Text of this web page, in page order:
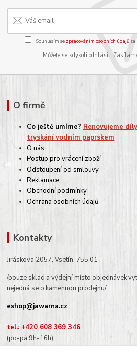
Souhlasím se zpracováním osobních údajůza
Můžete se kdykoli odhlásit.
O firmě
Co ještě umíme? Renovujeme
tryskání vodním paprskem
O nás
Postup pro vrácení zboží
Odstoupení od smlouvy
Reklamace
Obchodní podmínky
Ochrana osobních údajů
Kontakty
Jiráskova 2057, Vsetín, 755 01
/pouze sklad a výdejní místo objednávek
nejedná se o kamennou prodejnu/
eshop@jawarna.cz
tel.: +420 608 369 346
(po-pá 9h-16h)